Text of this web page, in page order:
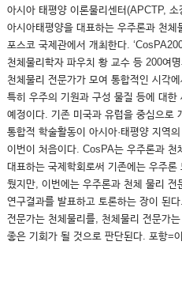
아시아 태평양 이론물리센터(APCTP,
아시아태평양을 대표하는 우주론과 천체
포스코 국제관에서 개최한다.
천체물리학자 파우치 황 교수 등 200여
천체물리 전문가가 모여 통합적인 시각
특히 우주의 기원과 구성 물질 등에 대
예정이다. 기존 미국과 유럽을 중심으로
통합적 학술활동이 아시아·태평양 지역
이번이 처음이다. CosPA는 우주론과 천
대표하는 국제학회로써 기존에는 우주
뒀지만, 이번에는 우주론과 천체 물리 전
연구결과를 발표하고 토론하는 장이 된
전문가는 천체물리를, 천체물리 전문가
좋은 기회가 될 것으로 판단된다. 포항=